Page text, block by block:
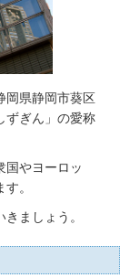
岡県静岡市葵区
ずぎん」の愛称
国やヨーロッ
。
ましょう。